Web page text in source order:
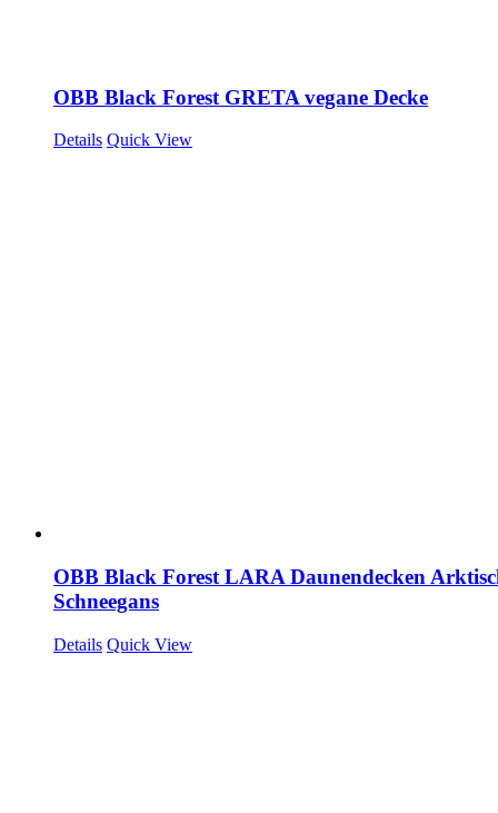
OBB Black Forest GRETA vegane Decke
Details Quick View
OBB Black Forest LARA Daunendecken
Schneegans
Details Quick View